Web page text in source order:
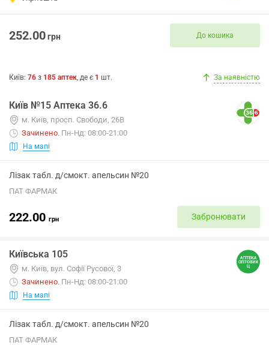
252.00грн До кошика
Київ: 76 з 185 аптек, де є 1 шт. За наявністю
Київ №15 Аптека 36.6
м. Київ, просп. Свободи, 26В
Зачинено. Пн-Нд: 08:00-21:00
На мапі
Лізак табл. д/смокт. апельсин №20
ПАТ ФАРМАК
222.00 грн Забронювати
Київська 105
м. Київ, вул. Софії Русової, 3
Зачинено. Пн-Нд: 08:00-21:00
На мапі
Лізак табл. д/смокт. апельсин №20
ПАТ ФАРМАК